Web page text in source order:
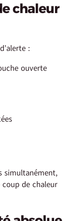
chaleur
:
ouverte
simultanément,
coup de chaleur